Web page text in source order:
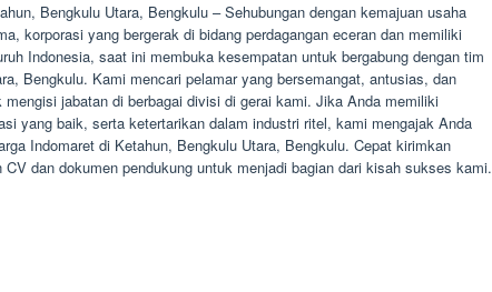
Bengkulu Utara, Bengkulu – Sehubungan dengan kemajuan usaha
korporasi yang bergerak di bidang perdagangan eceran dan memiliki
Indonesia, saat ini membuka kesempatan untuk bergabung dengan tim
Bengkulu. Kami mencari pelamar yang bersemangat, antusias, dan
jabatan di berbagai divisi di gerai kami. Jika Anda memiliki
yang baik, serta ketertarikan dalam industri ritel, kami mengajak Anda
Indomaret di Ketahun, Bengkulu Utara, Bengkulu. Cepat kirimkan
CV dan dokumen pendukung untuk menjadi bagian dari kisah sukses kami.